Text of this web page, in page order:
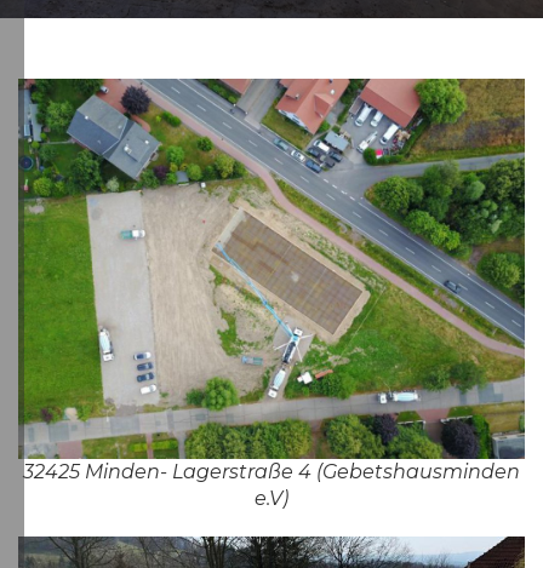
32425 Minden- Lagerstraße 4 (Gebetshausminden
e.V)